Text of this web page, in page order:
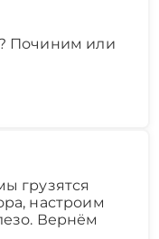
Починим или
грузятся
настроим
Вернём